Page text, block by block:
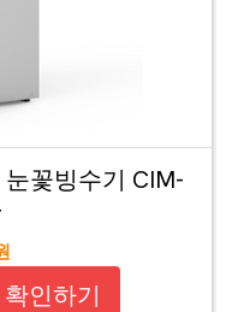
꽃빙수기 CIM-
인하기